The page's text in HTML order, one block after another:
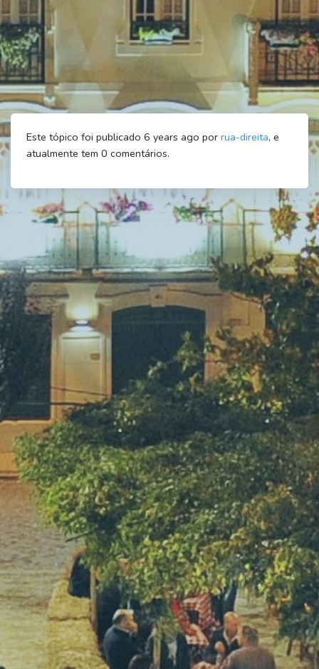
Este tópico foi publicado 6 years ago por rua-direita, e
atualmente tem 0 comentários.